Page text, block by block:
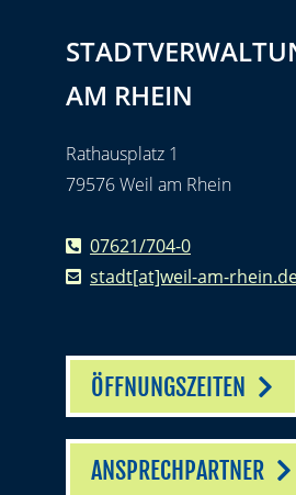
AM RHEIN
Rathausplatz 1
79576 Weil am Rhein
07621/704-0
stadt[at]weil-am-
ÖFFNUNGSZEITEN
ANSPRECHPARTNER